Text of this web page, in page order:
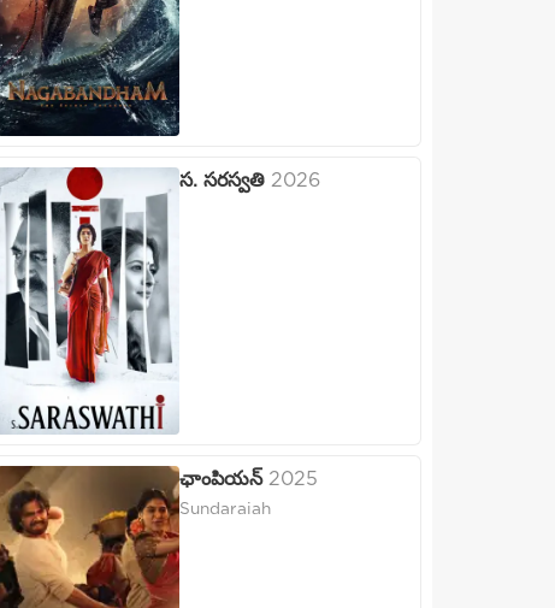
స. సరస్వతి 2026
ఛాంపియన్ 2025
Sundaraiah